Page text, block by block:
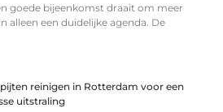
goede bijeenkomst draait om meer
alleen een duidelijke agenda. De
reinigen in Rotterdam voor een
uitstraling